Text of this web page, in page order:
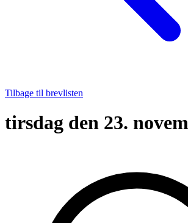
Tilbage til brevlisten
tirsdag den 23.